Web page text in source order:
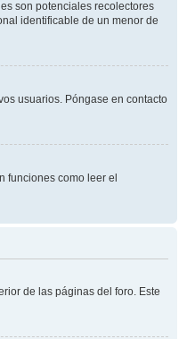
son potenciales recolectores
identificable de un menor de
usuarios. Póngase en contacto
funciones como leer el
de las páginas del foro. Este